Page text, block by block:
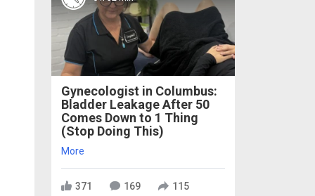
Gynecologist in Columbus:
Bladder Leakage After 50
Comes Down to 1 Thing
(Stop Doing This)
More
371 169 115